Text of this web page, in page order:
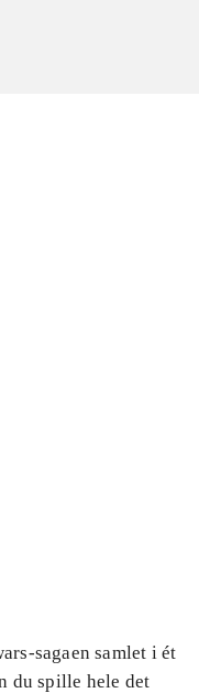
sagaen samlet i ét
du spille hele det